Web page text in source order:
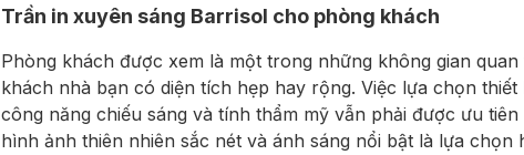
Trần in xuyên sáng Barrisol cho phòng khách
Phòng khách được xem là một trong những không gian
khách nhà bạn có diện tích hẹp hay rộng. Việc lựa chọn
công năng chiếu sáng và tính thẩm mỹ vẫn phải được ưu
hình ảnh thiên nhiên sắc nét và ánh sáng nổi bật là lựa chọn